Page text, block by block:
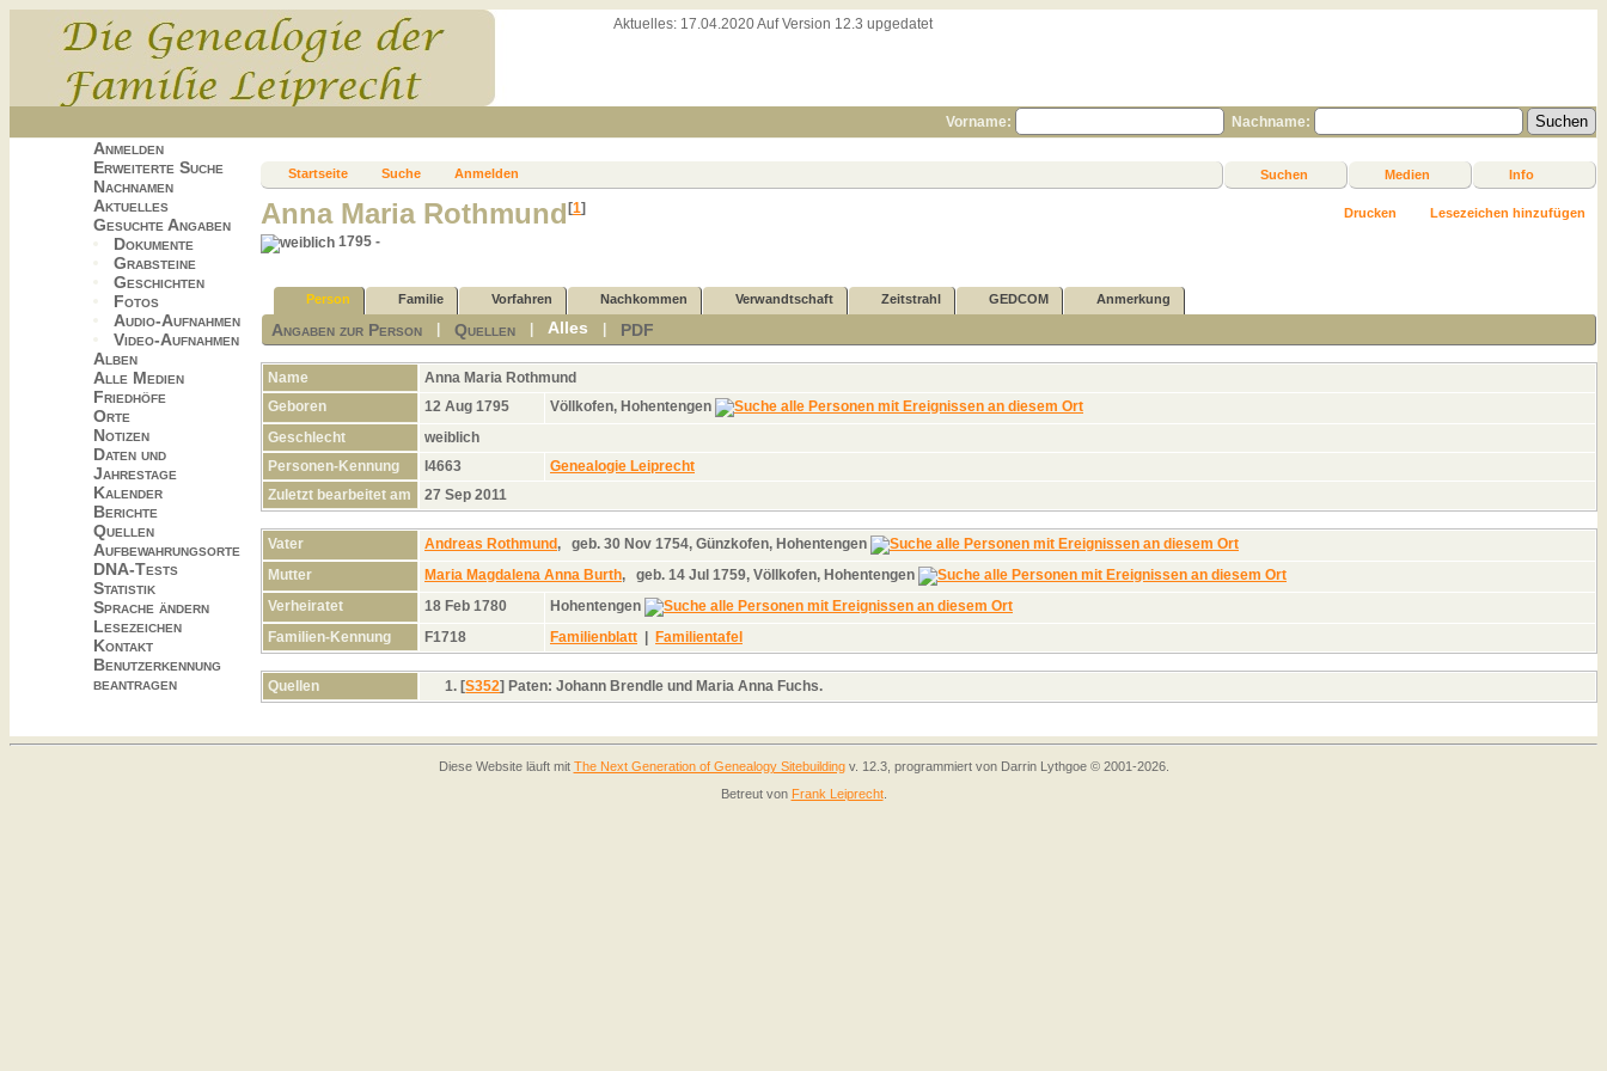
Aktuelles: 17.04.2020 Auf Version 12.3 upgedatet
Vorname: Nachname:
Anmelden
Erweiterte Suche
Nachnamen
Aktuelles
Gesuchte Angaben
Dokumente
Grabsteine
Geschichten
Fotos
Audio-Aufnahmen
Video-Aufnahmen
Alben
Alle Medien
Friedhöfe
Orte
Notizen
Daten und
Jahrestage
Kalender
Berichte
Quellen
Aufbewahrungsorte
DNA-Tests
Statistik
Sprache ändern
Lesezeichen
Kontakt
Benutzerkennung
beantragen
Startseite Suche Anmelden Suchen Medien Info
Drucken Lesezeichen hinzufügen
Anna Maria Rothmund [1]
1795 -
Person Familie Vorfahren Nachkommen Verwandtschaft Zeitstrahl GEDCOM Anmerkung
Angaben zur Person |Quellen |Alles PDF
Name Anna Maria Rothmund
Geboren
12 Aug 1795
Völlkofen, Hohentengen
Geschlecht
weiblich
Personen-Kennung
I4663
Genealogie Leiprecht
Zuletzt bearbeitet am
27 Sep 2011
Vater Andreas Rothmund, geb. 30 Nov 1754, Günzkofen, Hohentengen
Mutter
Maria Magdalena Anna Burth, geb. 14 Jul 1759, Völlkofen, Hohentengen
Verheiratet
18 Feb 1780
Hohentengen
Familien-Kennung
F1718 Familienblatt | Familientafel
Quellen [S352] Paten: Johann Brendle und Maria Anna Fuchs.
Diese Website läuft mit The Next Generation of Genealogy Sitebuildingv. 12.3, programmiert von Darrin Lythgoe © 2001-2026.
Betreut von Frank Leiprecht.